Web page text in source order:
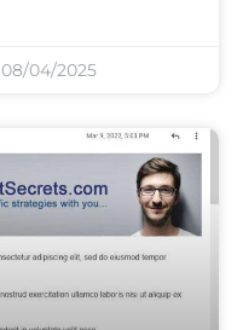
08/04/2025